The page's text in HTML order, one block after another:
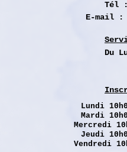
Tél
E-mail
Du
Lundi
Mardi
Mercredi
Jeudi
Vendredi